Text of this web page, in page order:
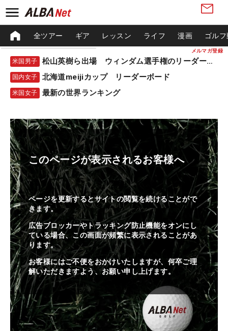
メルマガ登録
全ツアー ギア レッスン ライフ 漫画 ゴル
米国男子 松山英樹ら出場 ウィンダム選手権のリーダーボード
国内女子 北海道meijiカップ リーダーボード
米国女子 最新の世界ランキング
このページが表示されるお客様へ
ページを更新するとサイトの閲覧を続けることがで
きます。
広告ブロッカーやトラッキング防止機能をオンにし
ている場合、この画面が頻繁に表示されることがあ
ります。
お客様にはご不便をおかけいたしますが、何卒ご理
解いただきますよう、お願い申し上げます。